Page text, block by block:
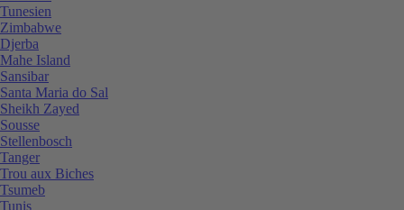
Tunesien
Zimbabwe
Djerba
Mahe Island
Sansibar
Santa Maria do Sal
Sheikh Zayed
Sousse
Stellenbosch
Tanger
Trou aux Biches
Tsumeb
Tunis